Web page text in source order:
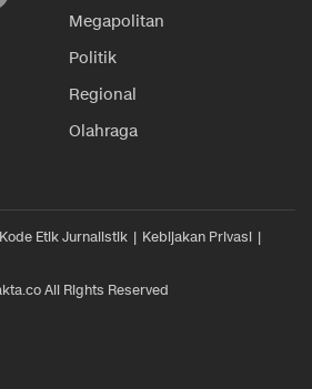
Megapolitan
Politik
Regional
Olahraga
Kode Etik Jurnalistik
Kebijakan Privasi
All Rights Reserved